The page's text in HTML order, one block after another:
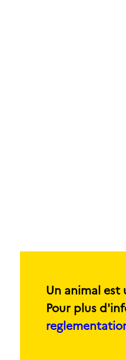
Un animal est
Pour plus